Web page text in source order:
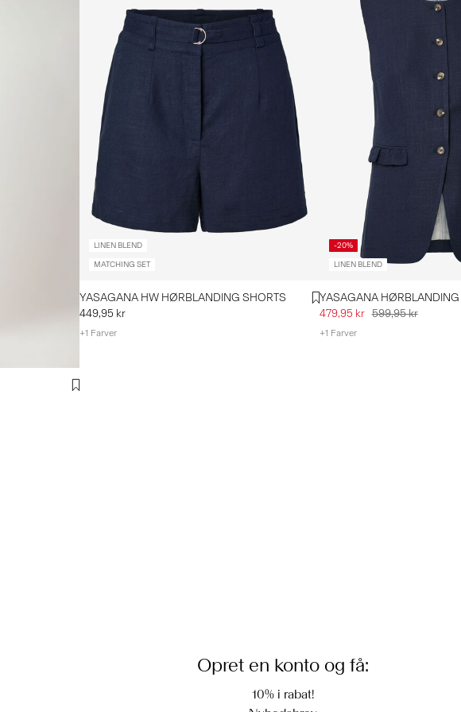
LINEN BLEND
MATCHING SET
YASAGANA HW HØRBLANDING SHORTS
449,95 kr
+1 Farver
-20%
LINEN BLEND
YASAGANA HØRBLANDING
479,95 kr 599,95 kr
+1 Farver
Opret en konto og få:
10% i rabat!